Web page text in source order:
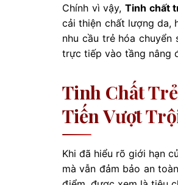
Chính vì vậy, Tinh chất
cải thiện chất lượng da,
nhu cầu trẻ hóa chuyển
trực tiếp vào tầng nâng
Tinh Chất
Tiến Vượt
Khi đã hiểu rõ giới hạn
mà vẫn đảm bảo an